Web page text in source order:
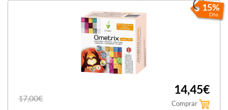
15%
Dto.
17,00€
14,45€
Comprar